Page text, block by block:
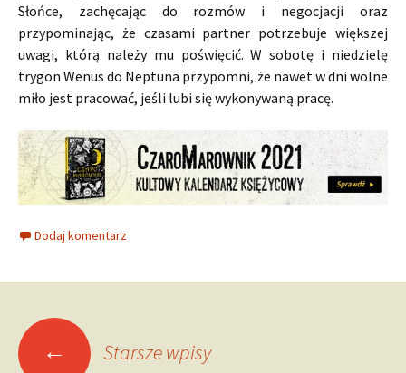
Słońce, zachęcając do rozmów i negocjacji oraz
przypominając, że czasami partner potrzebuje większej
uwagi, którą należy mu poświęcić. W sobotę i niedzielę
trygon Wenus do Neptuna przypomni, że nawet w dni wolne
miło jest pracować, jeśli lubi się wykonywaną pracę.
Dodaj komentarz
Nawigacja
← Starsze wpisy